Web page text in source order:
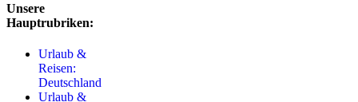
Unsere
Hauptrubriken:
Urlaub &
Reisen:
Deutschland
Urlaub &